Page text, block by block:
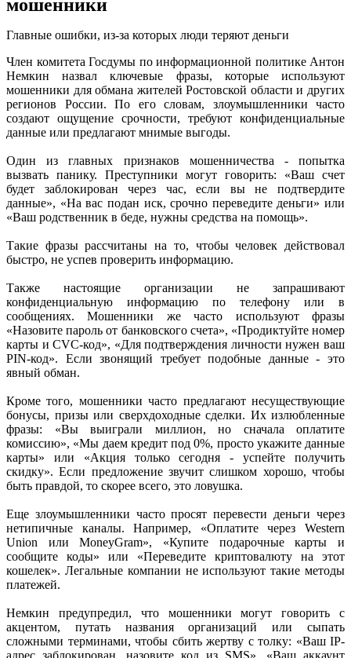
мошенники
Главные ошибки, из-за которых люди теряют деньги
Член комитета Госдумы по информационной политике Антон
Немкин назвал ключевые фразы, которые используют
мошенники для обмана жителей Ростовской области и других
регионов России. По его словам, злоумышленники часто
создают ощущение срочности, требуют конфиденциальные
данные или предлагают мнимые выгоды.
Один из главных признаков мошенничества - попытка
вызвать панику. Преступники могут говорить: «Ваш счет
будет заблокирован через час, если вы не подтвердите
данные», «На вас подан иск, срочно переведите деньги» или
«Ваш родственник в беде, нужны средства на помощь».
Такие фразы рассчитаны на то, чтобы человек действовал
быстро, не успев проверить информацию.
Также настоящие организации не запрашивают
конфиденциальную информацию по телефону или в
сообщениях. Мошенники же часто используют фразы
«Назовите пароль от банковского счета», «Продиктуйте номер
карты и CVC-код», «Для подтверждения личности нужен ваш
PIN-код». Если звонящий требует подобные данные - это
явный обман.
Кроме того, мошенники часто предлагают несуществующие
бонусы, призы или сверхдоходные сделки. Их излюбленные
фразы: «Вы выиграли миллион, но сначала оплатите
комиссию», «Мы даем кредит под 0%, просто укажите данные
карты» или «Акция только сегодня - успейте получить
скидку». Если предложение звучит слишком хорошо, чтобы
быть правдой, то скорее всего, это ловушка.
Еще злоумышленники часто просят перевести деньги через
нетипичные каналы. Например, «Оплатите через Western
Union или MoneyGram», «Купите подарочные карты и
сообщите коды» или «Переведите криптовалюту на этот
кошелек». Легальные компании не используют такие методы
платежей.
Немкин предупредил, что мошенники могут говорить с
акцентом, путать названия организаций или сыпать
сложными терминами, чтобы сбить жертву с толку: «Ваш IP-